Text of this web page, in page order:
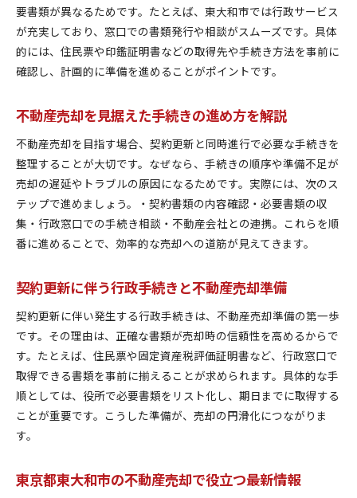
東京都東大和市の契約更新で役立つ豆知識
地域特性を活かした不動産売却のポイント解説
東京都東大和市の地域特性が不動産売却に与える
影響
不動産売却で活かせる東京都東大和市の生活情報
契約更新と地域特性を踏まえた売却戦略
不動産売却で注目したい地域の行政サービス
東京都東大和市の地域情報が売却成功の鍵
東京都東大和市の契約更新で知っておくべき行政手続
き
不動産売却時に必須の行政上の確認事項
行政サービスを活用した不動産売却のコツ
契約更新と不動産売却で役立つ窓口情報
東京都東大和市の行政手続きで失敗しない方法
不動産売却を進めるなら比較検討のコツも重要
東京都東大和市で比較検討したい不動産売却の選
不動産売却で迷わない比較検討の具体的な方法
要書類が異なるためです。たとえば、東大和市では行政サービス
が充実しており、窓口での書類発行や相談がスムーズです。具体
的には、住民票や印鑑証明書などの取得先や手続き方法を事前に
確認し、計画的に準備を進めることがポイントです。
不動産売却を見据えた手続きの進め方を解説
不動産売却を目指す場合、契約更新と同時進行で必要な手続きを
整理することが大切です。なぜなら、手続きの順序や準備不足が
売却の遅延やトラブルの原因になるためです。実際には、次のス
テップで進めましょう。・契約書類の内容確認・必要書類の収
集・行政窓口での手続き相談・不動産会社との連携。これらを順
番に進めることで、効率的な売却への道筋が見えてきます。
契約更新に伴う行政手続きと不動産売却準備
契約更新に伴い発生する行政手続きは、不動産売却準備の第一歩
です。その理由は、正確な書類が売却時の信頼性を高めるからで
す。たとえば、住民票や固定資産税評価証明書など、行政窓口で
取得できる書類を事前に揃えることが求められます。具体的な手
順としては、役所で必要書類をリスト化し、期日までに取得する
ことが重要です。こうした準備が、売却の円滑化につながりま
す。
東京都東大和市の不動産売却で役立つ最新情報